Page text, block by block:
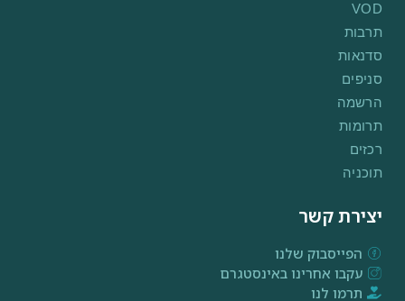
VOD
תרבות
סדנאות
סניפים
הרשמה
תרומות
רכזים
תוכניה
יצירת קשר
הפייסבוק שלנו
עקבו אחרינו באינסטגרם
תרמו לנו